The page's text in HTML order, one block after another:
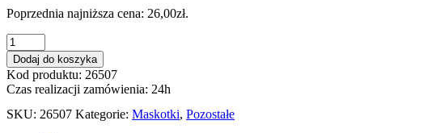
Poprzednia najniższa cena: 26,00zł.
ilość
PLUSZAK
TY
BEANIE
BOOS
LIS
Dodaj do koszyka
Kod produktu: 26507
Czas realizacji zamówienia: 24h
SKU: 26507 Kategorie: Maskotki, Pozostałe